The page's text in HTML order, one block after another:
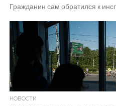
Гражданин сам обратился к
НОВОСТИ